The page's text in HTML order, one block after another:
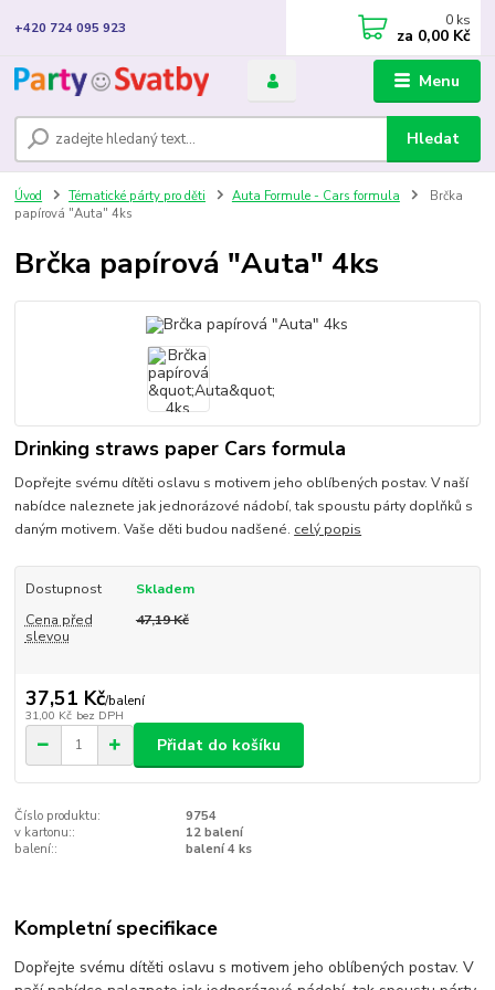
Menu
Hledat
+420 724 095 923 0 ks
za 0,00 Kč
Úvod Tématické párty pro děti Auta Formule - Cars formula
Brčka
papírová "Auta" 4ks
Brčka papírová "Auta" 4ks
Drinking straws paper Cars formula
Dopřejte svému dítěti oslavu s motivem jeho oblíbených postav. V naší
nabídce naleznete jak jednorázové nádobí, tak spoustu párty doplňků s
daným motivem. Vaše děti budou nadšené. celý popis
Dostupnost
Skladem
Cena před
slevou
47,19 Kč
37,51 Kč/balení
31,00 Kč bez DPH
Přidat do košíku
Číslo produktu:
9754
v kartonu::
12 balení
balení::
balení 4 ks
Kompletní specifikace
Dopřejte svému dítěti oslavu s motivem jeho oblíbených postav. V